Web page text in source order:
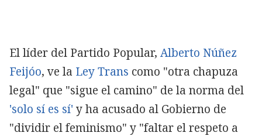
El líder del Partido Popular, Alberto Núñez
Feijóo, ve la Ley Trans como "otra chapuza
legal" que "sigue el camino" de la norma del
'solo sí es sí' y ha acusado al Gobierno de
"dividir el feminismo" y "faltar el respeto a